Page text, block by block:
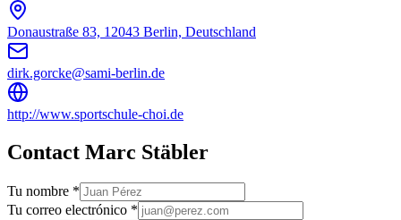
Donaustraße 83, 12043 Berlin, Deutschland
dirk.gorcke@sami-berlin.de
http://www.sportschule-choi.de
Contact Marc Stäbler
Tu nombre *
Tu correo electrónico *